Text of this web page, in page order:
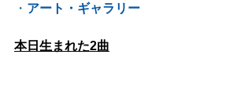
・ アート・ギャラリー
本日生まれた2曲